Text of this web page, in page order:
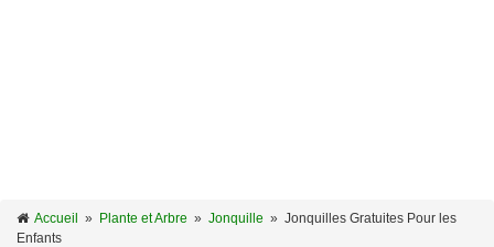
Accueil » Plante et Arbre » Jonquille » Jonquilles Gratuites Pour les
Enfants